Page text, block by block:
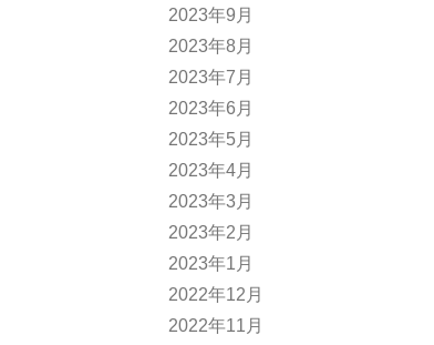
2023年9月
2023年8月
2023年7月
2023年6月
2023年5月
2023年4月
2023年3月
2023年2月
2023年1月
2022年12月
2022年11月